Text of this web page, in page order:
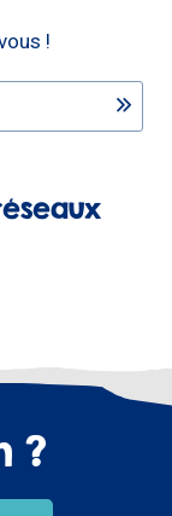
!
?